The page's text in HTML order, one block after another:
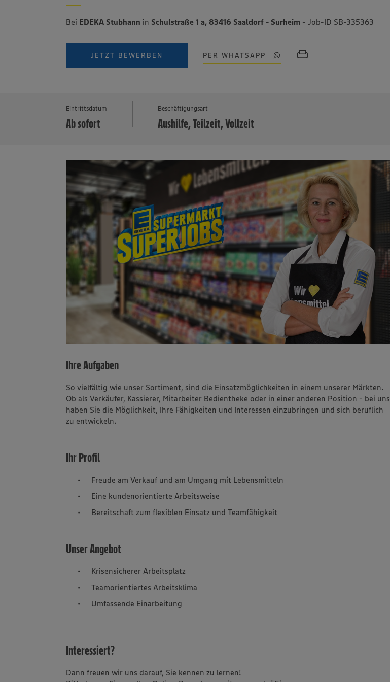
Bei EDEKA Stubhann in Schulstraße 1 a, 83416 Saaldorf - Surheim - Job-ID SB-335363
JETZT BEWERBEN PER WHATSAPP
Eintrittsdatum
Ab sofort
Beschäftigungsart
Aushilfe, Teilzeit, Vollzeit
Ihre Aufgaben
So vielfältig wie unser Sortiment, sind die Einsatzmöglichkeiten in einem unserer Märkten.
Ob als Verkäufer, Kassierer, Mitarbeiter Bedientheke oder in einer anderen Position - bei uns
haben Sie die Möglichkeit, Ihre Fähigkeiten und Interessen einzubringen und sich beruflich
zu entwickeln.
Ihr Profil
Freude am Verkauf und am Umgang mit Lebensmitteln
Eine kundenorientierte Arbeitsweise
Bereitschaft zum flexiblen Einsatz und Teamfähigkeit
Unser Angebot
Krisensicherer Arbeitsplatz
Teamorientiertes Arbeitsklima
Umfassende Einarbeitung
Interessiert?
Dann freuen wir uns darauf, Sie kennen zu lernen!